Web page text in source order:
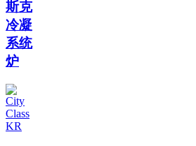
斯克
冷凝
系统
炉